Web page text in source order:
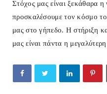
Στόχος μας είναι ξεκάθαρα
προσκαλέσουμε τον κόσμο
μας στο γήπεδο. Η στήριξη
μας είναι πάντα η